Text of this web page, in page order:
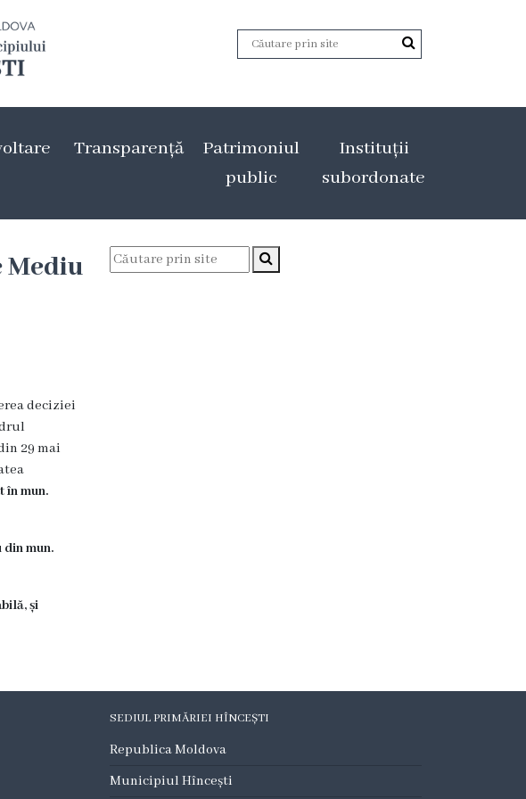
Transparență
Patrimoniul
public
Instituții
subordonate
Mediu
deciziei
29 mai
în mun.
mun.
și
SEDIUL PRIMĂRIEI HÎNCEȘTI
Republica Moldova
Municipiul Hîncești